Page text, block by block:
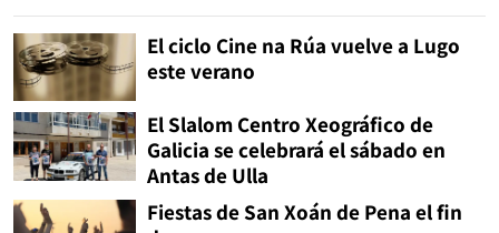
El ciclo Cine na Rúa vuelve a Lugo
este verano
El Slalom Centro Xeográfico de
Galicia se celebrará el sábado en
Antas de Ulla
Fiestas de San Xoán de Pena el fin